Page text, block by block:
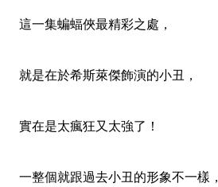
這一集蝙蝠俠最精彩之處，
就是在於希斯萊傑飾演的小丑，
實在是太瘋狂又太強了！
一整個就跟過去小丑的形象不一樣，